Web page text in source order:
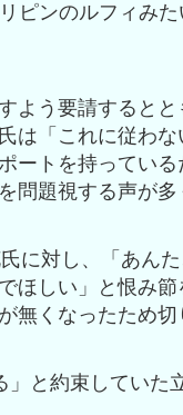
ピンのルフィみ
よう要請するとと
は「これに従わ
ートを持ってい
問題視する声が多
に対し、「あん
ほしい」と恨み
無くなったため
」と約束していた